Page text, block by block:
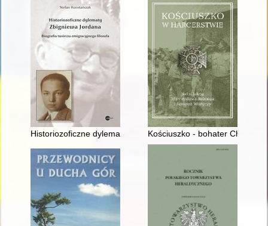
Historiozoficzne dylematy Zbigniewa Jordana : biografia
Kościuszko - bohater